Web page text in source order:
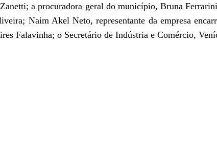
a procuradora geral do município, Bruna
Naim Akel Neto, representante da empresa
Falavinha; o Secretário de Indústria e Comércio,